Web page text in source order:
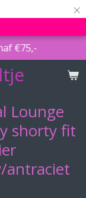
×
€75,-
Lounge
shorty fit
antraciet